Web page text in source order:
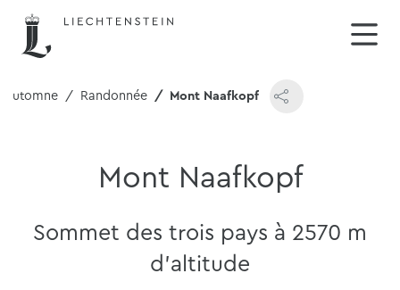
automne Randonnée Mont Naafkopf
Mont Naafkopf
Sommet des trois pays à 2570 m
d'altitude